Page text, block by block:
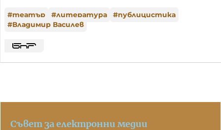
#театър #литература #публицистика
#Владимир Василев
Съвет за електронни медии